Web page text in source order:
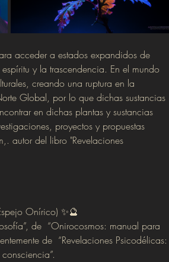
acceder a estados expandidos de
y la trascendencia. En el mundo
creando una ruptura en la
Global, por lo que dichas sustancias
en dichas plantas y sustancias
proyectos y propuestas
autor del libro "Revelaciones
Onírico) ✨🔮
de  “Onirocosmos: manual para
de  “Revelaciones Psicodélicas: